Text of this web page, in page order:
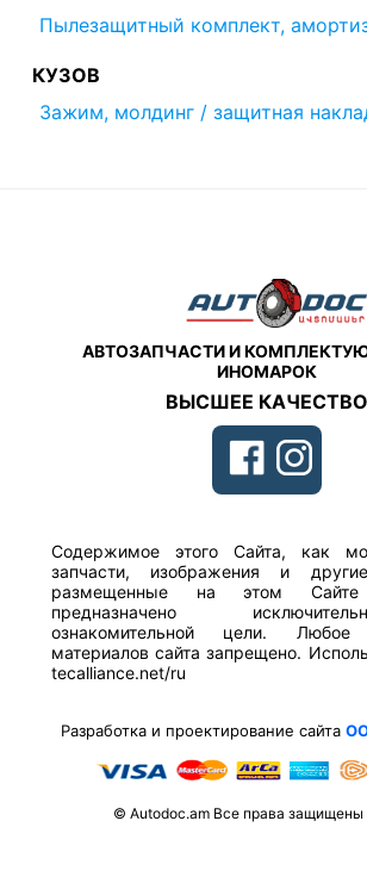
Пылезащитный комплект,
КУЗОВ
Зажим, молдинг / защитная
АВТОЗАПЧАСТИ И
ИНОМАРОК
ВЫСШЕЕ КАЧЕСТВО
Содержимое этого Сайта, как
запчасти, изображения и
размещенные на этом Сайте
предназначено
ознакомительной цели. Любое
материалов сайта запрещено.
tecalliance.net/ru
Разработка и проектирование сайта
© Autodoc.am Все права